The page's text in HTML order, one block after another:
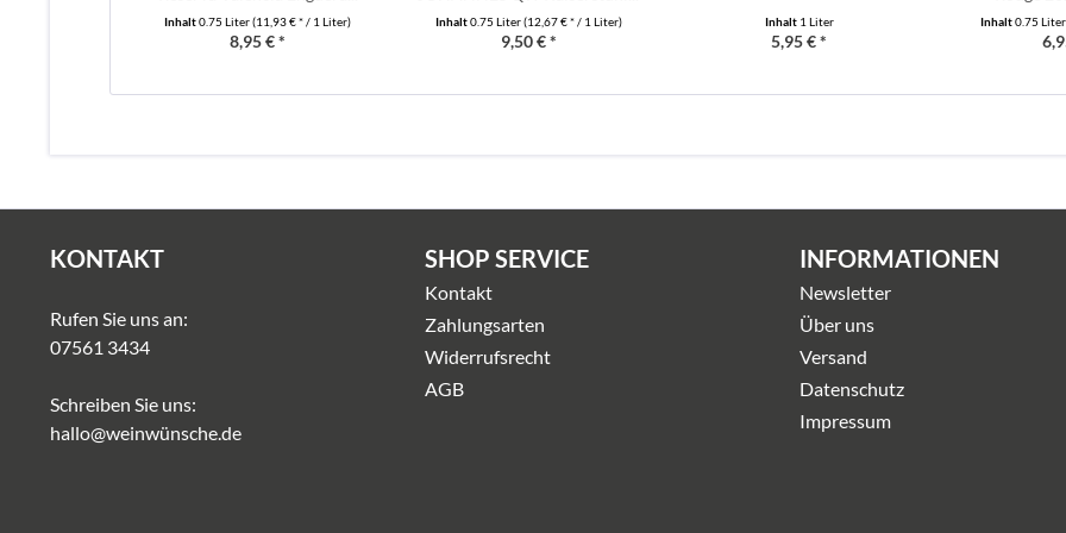
Inhalt0.75 Liter(11,93 € * / 1 Liter)
8,95 € *
Inhalt0.75 Liter(12,67 € * / 1 Liter)
9,50 € *
Inhalt 1 Liter
5,95 € *
Inhalt0.75
KONTAKT
Rufen Sie uns an:
07561 3434
Schreiben Sie uns:
hallo@weinwünsche.de
SHOP SERVICE
Kontakt
Zahlungsarten
Widerrufsrecht
AGB
INFORMATIONEN
Newsletter
Über uns
Versand
Datenschutz
Impressum